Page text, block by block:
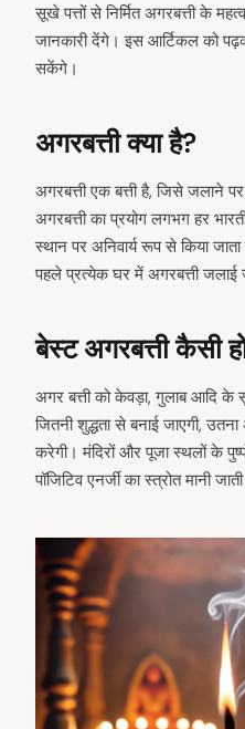
सूखे पत्तों से निर्मित अगरबत्ती के
जानकारी देंगे। इस आर्टिकल को
सकेंगे।
अगरबत्ती क्या है?
अगरबत्ती एक बत्ती है, जिसे जलाने
अगरबत्ती का प्रयोग लगभग हर
स्थान पर अनिवार्य रूप से किया
पहले प्रत्येक घर में अगरबत्ती जलाई
बेस्ट अगरबत्ती कैसी
अगर बत्ती को केवड़ा, गुलाब आदि के
जितनी शुद्धता से बनाई जाएगी,
करेगी। मंदिरों और पूजा स्थलों के
पॉजिटिव एनर्जी का स्त्रोत मानी